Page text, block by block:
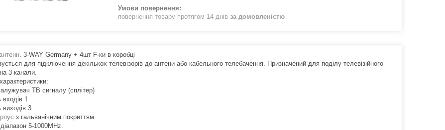
повернення товару протягом 14 днів за домовленістю
. 3-WAY Germany + 4шт F-ки в коробці
для підключення декількох телевізорів до антени або кабельного телебачення. Призначений для поділу телевізійного
3 канали.
ТВ сигналу (сплітер)
входів 1
виходів 3
з гальванічним покриттям.
5-1000MHz.